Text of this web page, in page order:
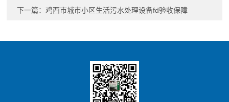
下一篇：鸡西市城市小区生活污水处理设备fd验收保障